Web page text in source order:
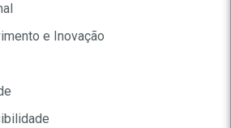
e Inovação